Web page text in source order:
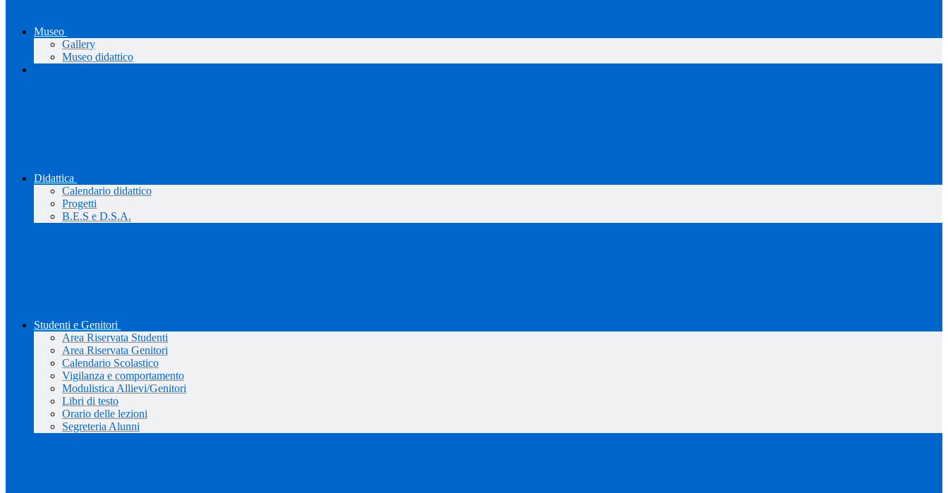
Museo
Gallery
Museo didattico
Didattica
Calendario didattico
Progetti
B.E.S e D.S.A.
Studenti e Genitori
Area Riservata Studenti
Area Riservata Genitori
Calendario Scolastico
Vigilanza e comportamento
Modulistica Allievi/Genitori
Libri di testo
Orario delle lezioni
Segreteria Alunni